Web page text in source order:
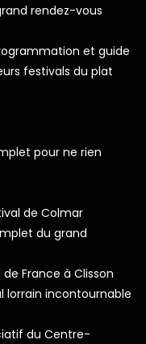
rendez-vous
et guide
festivals du plat
pour ne rien
de Colmar
du grand
France à Clisson
lorrain incontournable
du Centre-